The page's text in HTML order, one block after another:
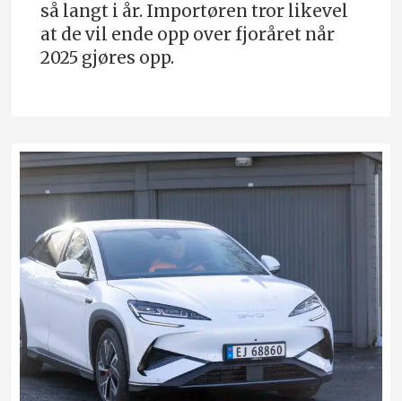
så langt i år. Importøren tror likevel
at de vil ende opp over fjoråret når
2025 gjøres opp.